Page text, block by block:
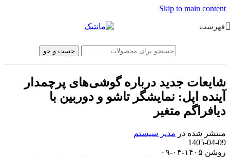
Skip to main content
فهرست
جست و جو
شایعات جدید درباره گوشی‌های پرچمدار
آینده اپل: نمایشگر تاشو و دوربین با
دیافراگم متغیر
منتشر شده در مدیر سیستم
1405-04-09
روشن ۱۴۰۵-۰۴-۰۹